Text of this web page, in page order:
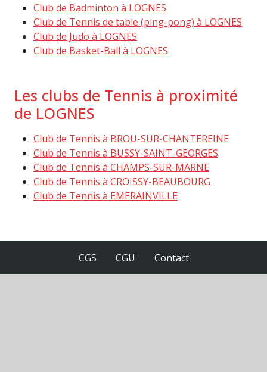
Club de Badminton à LOGNES
Club de Tennis de table (ping-pong) à LOGNES
Club de Judo à LOGNES
Club de Basket-Ball à LOGNES
Les clubs de Tennis à proximité
de LOGNES
Club de Tennis à BROU-SUR-CHANTEREINE
Club de Tennis à BUSSY-SAINT-GEORGES
Club de Tennis à CHAMPS-SUR-MARNE
Club de Tennis à CROISSY-BEAUBOURG
Club de Tennis à EMERAINVILLE
CGS CGU Contact